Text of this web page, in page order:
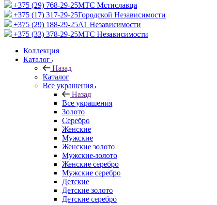
+375 (29) 768-29-25МТС Мстиславца
+375 (17) 317-29-25Городской Независимости
+375 (29) 188-29-25A1 Независимости
+375 (33) 378-29-25МТС Независимости
Коллекция
Каталог
Назад
Каталог
Все украшения
Назад
Все украшения
Золото
Серебро
Женские
Мужские
Женские золото
Мужские-золото
Женские серебро
Мужские серебро
Детские
Детские золото
Детские серебро